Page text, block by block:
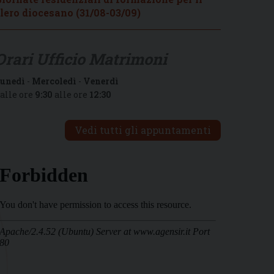
diocesano (31/08-03/09)
- Mercoledì - Venerdì
ore 9:30 alle ore 12:30
Vedi tutti gli appuntamenti